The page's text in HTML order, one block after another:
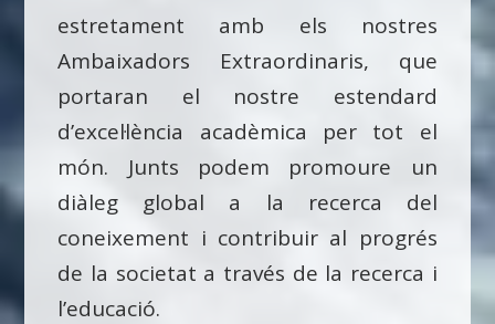
estretament amb els nostres
Ambaixadors Extraordinaris, que
portaran el nostre estendard
d’excel·lència acadèmica per tot el
món. Junts podem promoure un
diàleg global a la recerca del
coneixement i contribuir al progrés
de la societat a través de la recerca i
l’educació.